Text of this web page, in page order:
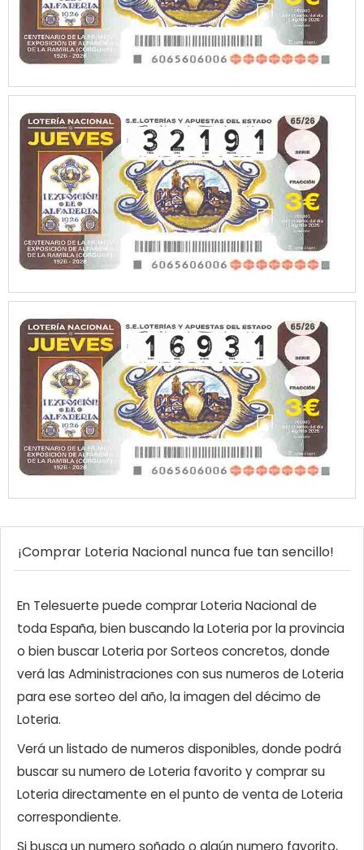
¡Comprar Loteria Nacional nunca fue tan sencillo!
En Telesuerte puede comprar Loteria Nacional de
toda España, bien buscando la Loteria por la provincia
o bien buscar Loteria por Sorteos concretos, donde
verá las Administraciones con sus numeros de Loteria
para ese sorteo del año, la imagen del décimo de
Loteria.
Verá un listado de numeros disponibles, donde podrá
buscar su numero de Loteria favorito y comprar su
Loteria directamente en el punto de venta de Loteria
correspondiente.
Si busca un numero soñado o algún numero favorito,